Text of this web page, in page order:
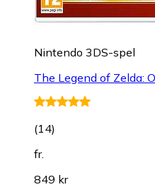
Nintendo 3DS-spel
The Legend of Zelda:
(14)
fr.
849 kr